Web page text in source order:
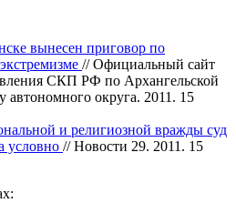
вынесен приговор по
// Официальный сайт
СКП РФ по Архангельской
автономного округа. 2011. 15
и религиозной вражды суд
условно // Новости 29. 2011. 15